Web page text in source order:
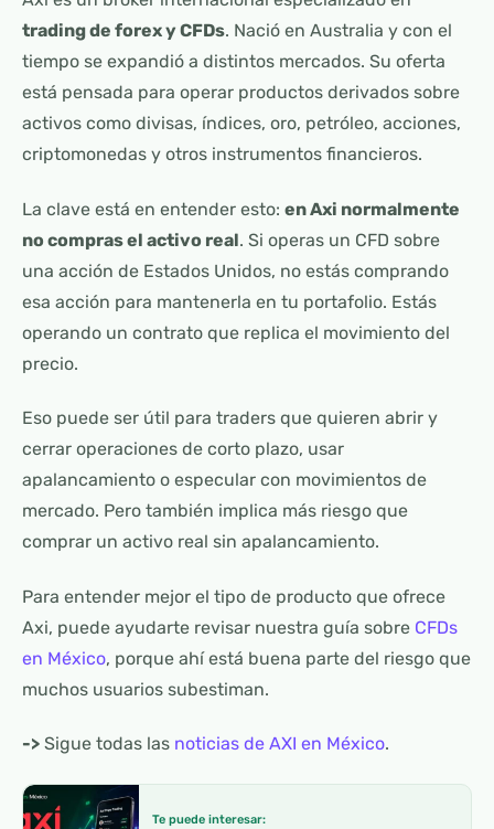
trading de forex y CFDs. Nació en Australia y con el
tiempo se expandió a distintos mercados. Su oferta
está pensada para operar productos derivados sobre
activos como divisas, índices, oro, petróleo, acciones,
criptomonedas y otros instrumentos financieros.
La clave está en entender esto: en Axi normalmente
no compras el activo real. Si operas un CFD sobre
una acción de Estados Unidos, no estás comprando
esa acción para mantenerla en tu portafolio. Estás
operando un contrato que replica el movimiento del
precio.
Eso puede ser útil para traders que quieren abrir y
cerrar operaciones de corto plazo, usar
apalancamiento o especular con movimientos de
mercado. Pero también implica más riesgo que
comprar un activo real sin apalancamiento.
Para entender mejor el tipo de producto que ofrece
Axi, puede ayudarte revisar nuestra guía sobre CFDs
en México, porque ahí está buena parte del riesgo que
muchos usuarios subestiman.
-> Sigue todas las noticias de AXI en México.
Te puede interesar: